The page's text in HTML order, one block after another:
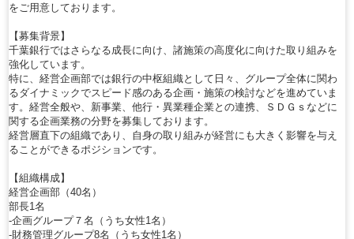
をご用意しております。
【募集背景】
千葉銀行ではさらなる成長に向け、諸施策の高度化に向けた取り組みを
強化しています。
特に、経営企画部では銀行の中枢組織として日々、グループ全体に関わ
るダイナミックでスピード感のある企画・施策の検討などを進めていま
す。経営全般や、新事業、他行・異業種企業との連携、ＳＤＧｓなどに
関する企画業務の分野を募集しております。
経営層直下の組織であり、自身の取り組みが経営にも大きく影響を与え
ることができるポジションです。
【組織構成】
経営企画部（40名）
部長1名
-企画グループ７名（うち女性1名）
-財務管理グループ8名（うち女性1名）